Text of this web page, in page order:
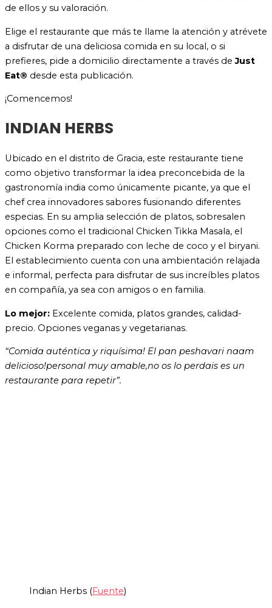
de ellos y su valoración.
Elige el restaurante que más te llame la atención y atrévete
a disfrutar de una deliciosa comida en su local, o si
prefieres, pide a domicilio directamente a través deJust
Eat® desde esta publicación.
¡Comencemos!
INDIAN HERBS
Ubicado en el distrito de Gracia, este restaurante tiene
como objetivo transformar la idea preconcebida de la
gastronomía india como únicamente picante, ya que el
chef crea innovadores sabores fusionando diferentes
especias. En su amplia selección de platos, sobresalen
opciones como el tradicional Chicken Tikka Masala, el
Chicken Korma preparado con leche de coco y el biryani.
El establecimiento cuenta con una ambientación relajada
e informal, perfecta para disfrutar de sus increíbles platos
en compañía, ya sea con amigos o en familia.
Lo mejor: Excelente comida, platos grandes, calidad-
precio. Opciones veganas y vegetarianas.
“Comida auténtica y riquísima! El pan peshavari naam
delicioso!personal muy amable,no os lo perdais es un
restaurante para repetir”.
Indian Herbs (Fuente)